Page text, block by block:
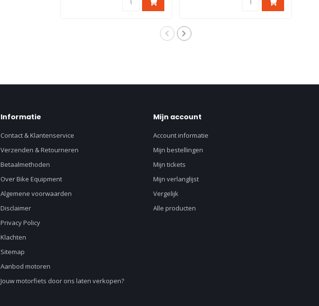
Informatie
Contact & Klantenservice
Verzenden & Retourneren
Betaalmethoden
Over Bike Equipment
Algemene voorwaarden
Disclaimer
Privacy Policy
Klachten
Sitemap
Aanbod motoren
Jouw motorfiets door ons laten verkopen?
Mijn account
Account informatie
Mijn bestellingen
Mijn tickets
Mijn verlanglijst
Vergelijk
Alle producten